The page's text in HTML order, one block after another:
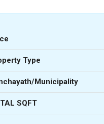
Type
Municipality
SQFT